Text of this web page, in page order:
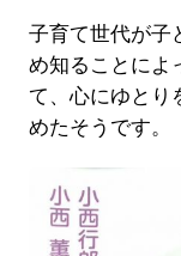
子育て世代が子
め知ることによ
て、心にゆとり
めたそうです。